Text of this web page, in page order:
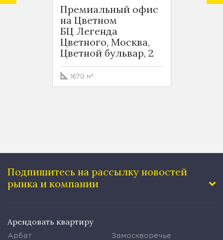
Премиальный офис
на Цветном
БЦ Легенда
Цветного, Москва,
Цветной бульвар, 2
1670 м²
Подпишитесь на рассылку новостей
рынка и компании
Арендовать квартиру
Арбат
Замоскворечье